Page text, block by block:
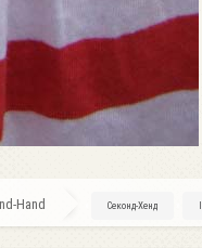
Hand Секонд-Хенд